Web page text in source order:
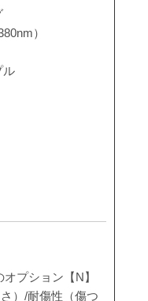
）
ル
プション【N】
）/耐傷性（傷つ